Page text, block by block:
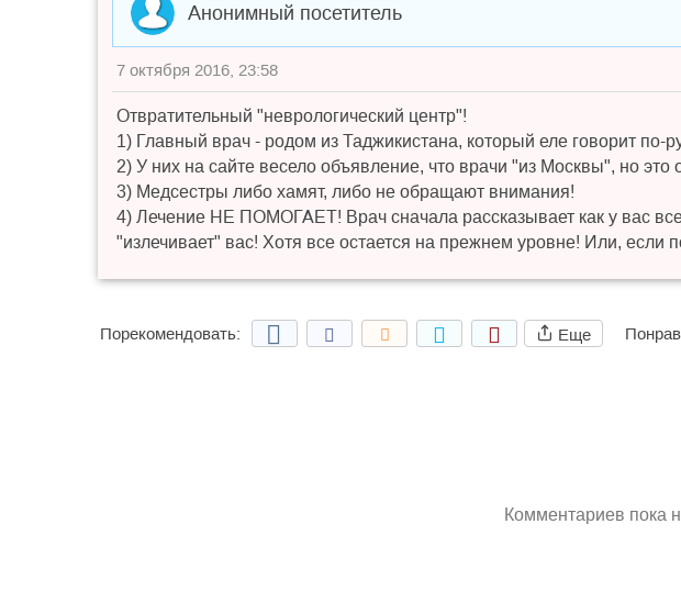
Анонимный посетитель
7 октября 2016, 23:58
Отвратительный "неврологический центр"!
1) Главный врач - родом из Таджикистана, который еле говорит по-
2) У них на сайте весело объявление, что врачи "из Москвы", но
3) Медсестры либо хамят, либо не обращают внимания!
4) Лечение НЕ ПОМОГАЕТ! Врач сначала рассказывает как у вас
"излечивает" вас! Хотя все остается на прежнем уровне! Или, если
Порекомендовать: Еще
Комментариев пока